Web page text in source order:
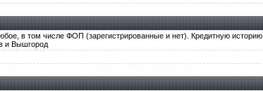
в том числе ФОП (зарегистрированные и нет). Кредитную историю
и Вышгород